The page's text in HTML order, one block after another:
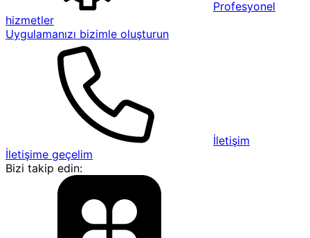
Profesyonel
hizmetler
Uygulamanızı bizimle oluşturun
İletişim
İletişime geçelim
Bizi takip edin: